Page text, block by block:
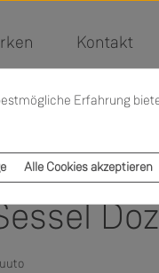
Kontakt
Erfahrung
Alle Cookies akzeptieren